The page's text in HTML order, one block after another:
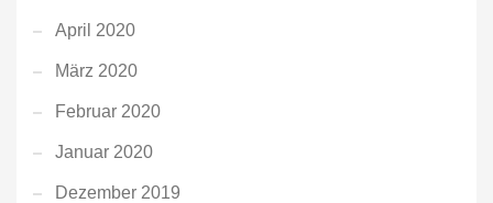
April 2020
März 2020
Februar 2020
Januar 2020
Dezember 2019